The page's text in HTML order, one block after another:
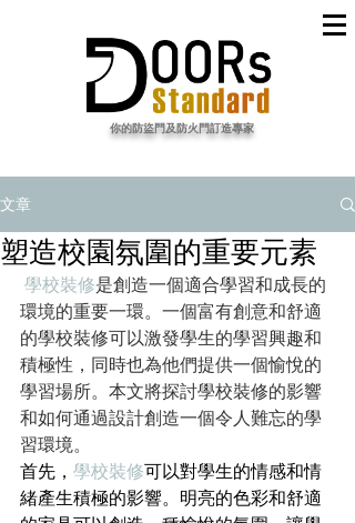
​你的防盜門及防火門訂造專家
文章
塑造校園氛圍的重要元素
學校裝修是創造一個適合學習和成長的
環境的重要一環。一個富有創意和舒適
的學校裝修可以激發學生的學習興趣和
積極性，同時也為他們提供一個愉悅的
學習場所。本文將探討學校裝修的影響
和如何通過設計創造一個令人難忘的學
習環境。
首先， 學校裝修可以對學生的情感和情
緒產生積極的影響。明亮的色彩和舒適